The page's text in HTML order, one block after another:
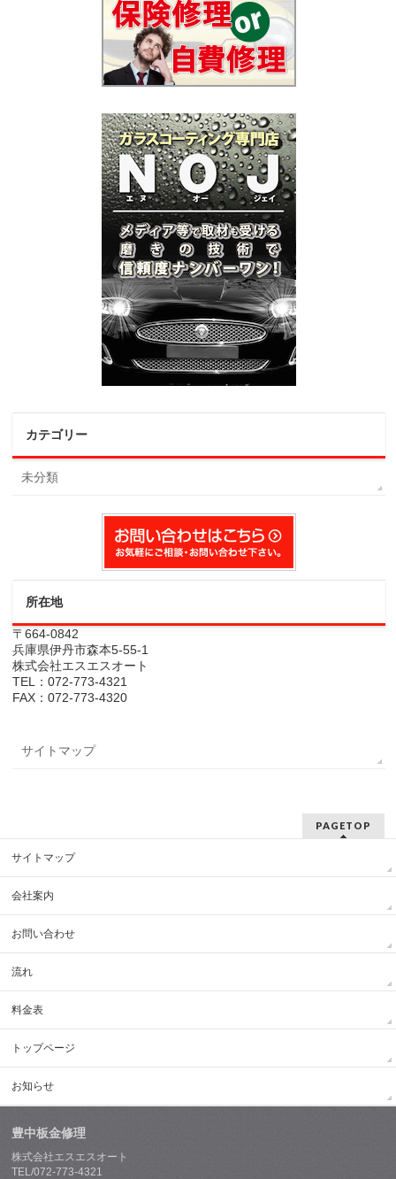
カテゴリー
未分類
所在地
〒664-0842
兵庫県伊丹市森本5-55-1
株式会社エスエスオート
TEL：072-773-4321
FAX：072-773-4320
サイトマップ
PAGETOP
サイトマップ
会社案内
お問い合わせ
流れ
料金表
トップページ
お知らせ
豊中板金修理
株式会社エスエスオート
TEL/072-773-4321